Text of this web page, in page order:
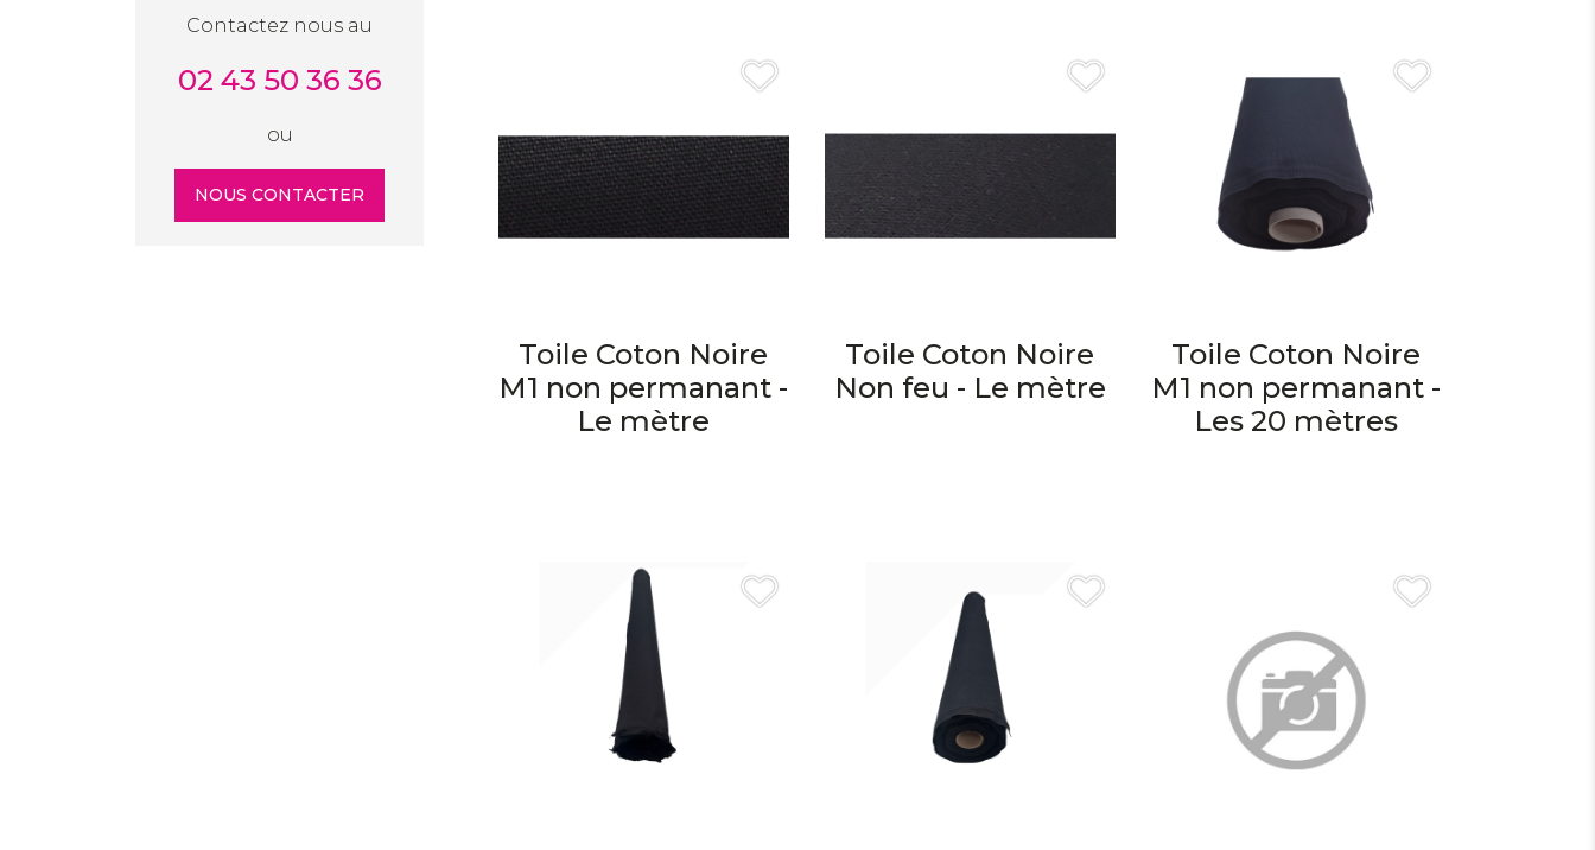
Toile Coton Noire
M1 non permanant -
Le mètre
Toile Coton Noire
Non feu - Le mètre
Toile Coton Noire
M1 non permanant -
Les 20 mètres
Contactez nous au
02 43 50 36 36
ou
NOUS CONTACTER